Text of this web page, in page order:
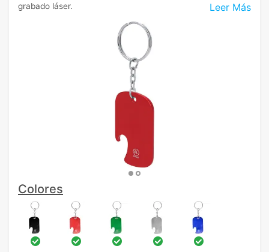
Leer Más
grabado láser.
Colores